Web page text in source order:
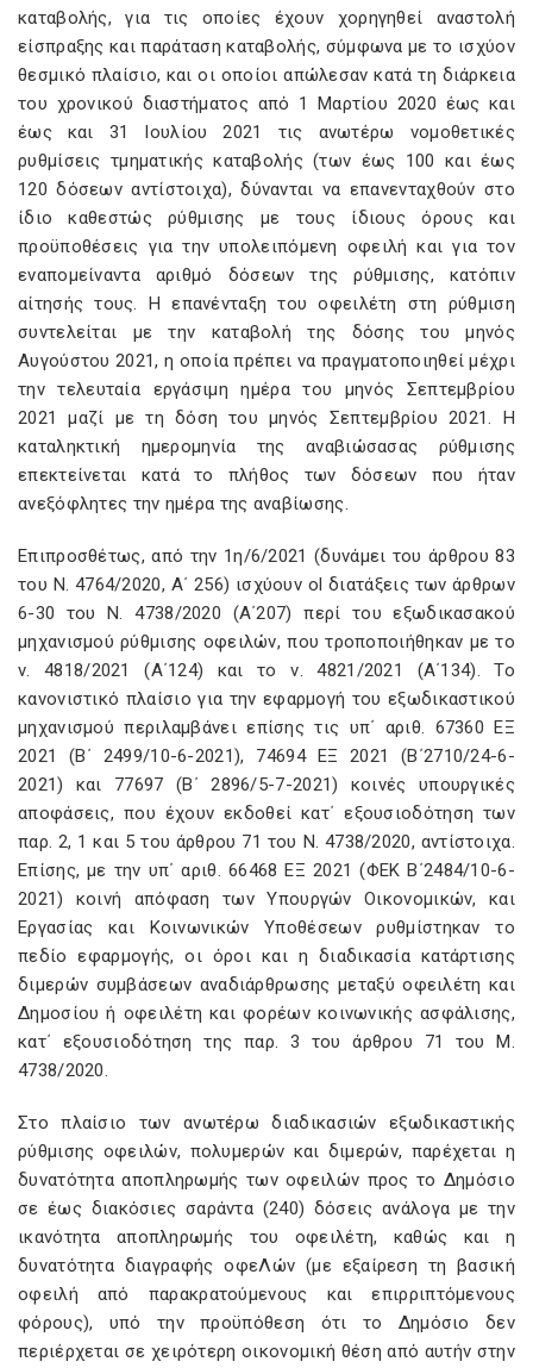
καταβολής, για τις οποίες έχουν χορηγηθεί αναστολή
είσπραξης και παράταση καταβολής, σύμφωνα με το ισχύον
θεσμικό πλαίσιο, και οι οποίοι απώλεσαν κατά τη διάρκεια
του χρονικού διαστήματος από 1 Μαρτίου 2020 έως και
έως και 31 Ιουλίου 2021 τις ανωτέρω νομοθετικές
ρυθμίσεις τμηματικής καταβολής (των έως 100 και έως
120 δόσεων αντίστοιχα), δύνανται να επανενταχθούν στο
ίδιο καθεστώς ρύθμισης με τους ίδιους όρους και
προϋποθέσεις για την υπολειπόμενη οφειλή και για τον
εναπομείναντα αριθμό δόσεων της ρύθμισης, κατόπιν
αίτησής τους. Η επανένταξη του οφειλέτη στη ρύθμιση
συντελείται με την καταβολή της δόσης του μηνός
Αυγούστου 2021, η οποία πρέπει να πραγματοποιηθεί μέχρι
την τελευταία εργάσιμη ημέρα του μηνός Σεπτεμβρίου
2021 μαζί με τη δόση του μηνός Σεπτεμβρίου 2021. Η
καταληκτική ημερομηνία της αναβιώσασας ρύθμισης
επεκτείνεται κατά το πλήθος των δόσεων που ήταν
ανεξόφλητες την ημέρα της αναβίωσης.
Επιπροσθέτως, από την 1η/6/2021 (δυνάμει του άρθρου 83
του Ν. 4764/2020, Α΄ 256) ισχύουν ol διατάξεις των άρθρων
6-30 του Ν. 4738/2020 (Α΄207) περί του εξωδικασακού
μηχανισμού ρύθμισης οφειλών, που τροποποιήθηκαν με το
ν. 4818/2021 (Α΄124) και το ν. 4821/2021 (Α΄134). Το
κανονιστικό πλαίσιο για την εφαρμογή του εξωδικαστικού
μηχανισμού περιλαμβάνει επίσης τις υπ΄ αριθ. 67360 ΕΞ
2021 (Β΄ 2499/10-6-2021), 74694 ΕΞ 2021 (Β΄2710/24-6-
2021) και 77697 (Β΄ 2896/5-7-2021) κοινές υπουργικές
αποφάσεις, που έχουν εκδοθεί κατ΄ εξουσιοδότηση των
παρ. 2, 1 και 5 του άρθρου 71 του Ν. 4738/2020, αντίστοιχα.
Επίσης, με την υπ΄ αριθ. 66468 ΕΞ 2021 (ΦΕΚ Β΄2484/10-6-
2021) κοινή απόφαση των Υπουργών Οικονομικών, και
Εργασίας και Κοινωνικών Υποθέσεων ρυθμίστηκαν το
πεδίο εφαρμογής, οι όροι και η διαδικασία κατάρτισης
διμερών συμβάσεων αναδιάρθρωσης μεταξύ οφειλέτη και
Δημοσίου ή οφειλέτη και φορέων κοινωνικής ασφάλισης,
κατ΄ εξουσιοδότηση της παρ. 3 του άρθρου 71 του Μ.
4738/2020.
Στο πλαίσιο των ανωτέρω διαδικασιών εξωδικαστικής
ρύθμισης οφειλών, πολυμερών και διμερών, παρέχεται η
δυνατότητα αποπληρωμής των οφειλών προς το Δημόσιο
σε έως διακόσιες σαράντα (240) δόσεις ανάλογα με την
ικανότητα αποπληρωμής του οφειλέτη, καθώς και η
δυνατότητα διαγραφής οφεΛών (με εξαίρεση τη βασική
οφειλή από παρακρατούμενους και επιρριπτόμενους
φόρους), υπό την προϋπόθεση ότι το Δημόσιο δεν
περιέρχεται σε χειρότερη οικονομική θέση από αυτήν στην